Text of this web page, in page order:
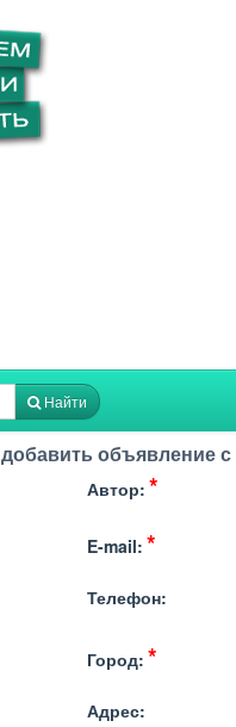
Найти
добавить объявление
Автор:
E-mail:
Телефон:
Город:
Адрес: